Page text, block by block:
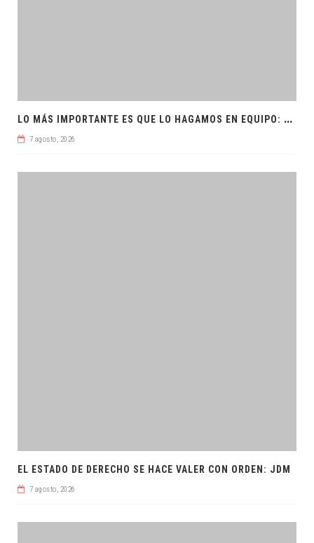
L
O MÁS IMPORTANTE ES QUE LO HAGAMOS EN EQUIPO: CPL
7 agosto, 2026
EL ESTADO DE DERECHO SE HACE VALER CON ORDEN: JDM
7 agosto, 2026